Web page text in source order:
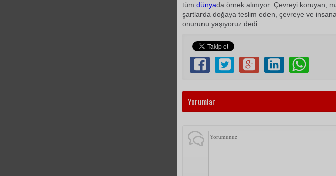
tüm dünyada örnek alınıyor. Çevreyi koruyan,
şartlarda doğaya teslim eden, çevreye ve
onurunu yaşıyoruz dedi.
Yorumlar